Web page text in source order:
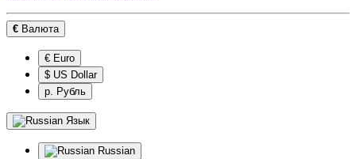
€ Валюта
€ Euro
$ US Dollar
р. Рубль
Язык
Russian